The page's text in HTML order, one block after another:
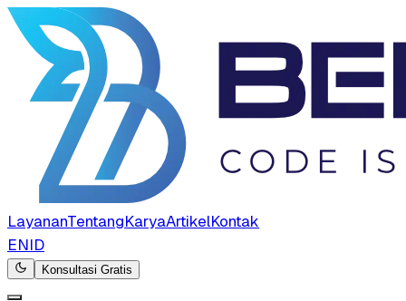
LayananTentangKaryaArtikelKontak
ENID
Konsultasi Gratis